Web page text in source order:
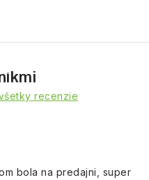
recenzie
bola na predajni, super